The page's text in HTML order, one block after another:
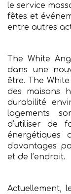
le service
fêtes et
entre autres
The White
dans une
être. The
des maisons
durabilité
logements
d’utiliser de
d'avantages
et de l’endroit.
Actuellement,